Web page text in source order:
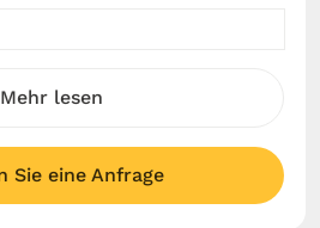
Mehr lesen
Sie eine Anfrage